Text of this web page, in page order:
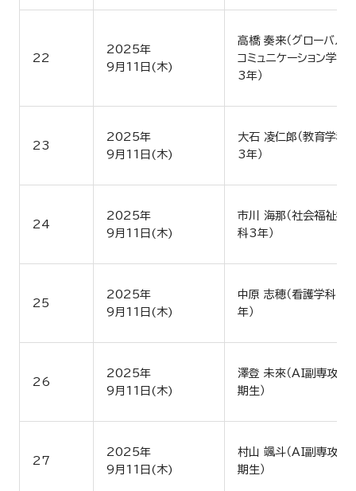
22
2025年
9月11日(木)
高橋 奏来（グローバル
コミュニケーション学科
3年）
23
2025年
9月11日(木)
大石 凌仁郎（教育学科
3年）
24
2025年
9月11日(木)
市川 海那（社会福祉学
科3年）
25
2025年
9月11日(木)
中原 志穂（看護学科4
年）
26
2025年
9月11日(木)
澤登 未來（AI副専攻2
期生）
27
2025年
9月11日(木)
村山 颯斗（AI副専攻2
期生）